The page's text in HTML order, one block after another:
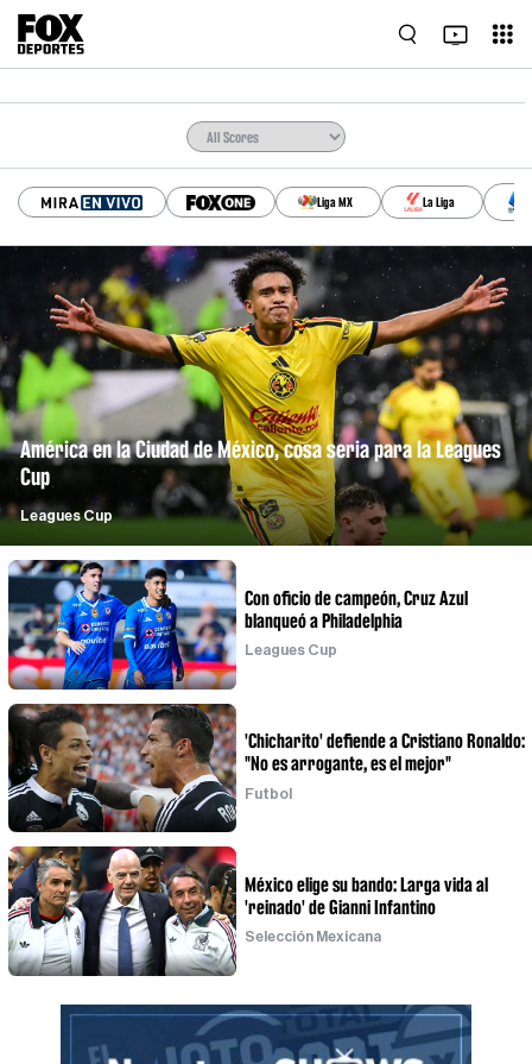
Liga MX La Liga
América en la Ciudad de México, cosa seria para la Leagues
Cup
Leagues Cup
Con oficio de campeón, Cruz Azul
blanqueó a Philadelphia
Leagues Cup
'Chicharito' defiende a Cristiano Ronaldo:
"No es arrogante, es el mejor"
Futbol
México elige su bando: Larga vida al
'reinado' de Gianni Infantino
Selección Mexicana